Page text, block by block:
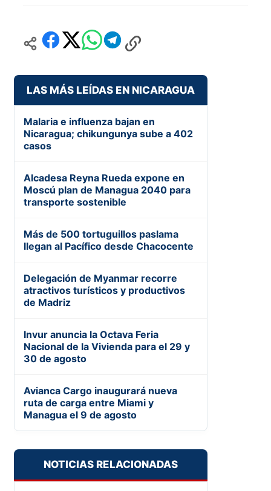
LAS MÁS LEÍDAS EN NICARAGUA
Malaria e influenza bajan en
Nicaragua; chikungunya sube a 402
casos
Alcadesa Reyna Rueda expone en
Moscú plan de Managua 2040 para
transporte sostenible
Más de 500 tortuguillos paslama
llegan al Pacífico desde Chacocente
Delegación de Myanmar recorre
atractivos turísticos y productivos
de Madriz
Invur anuncia la Octava Feria
Nacional de la Vivienda para el 29 y
30 de agosto
Avianca Cargo inaugurará nueva
ruta de carga entre Miami y
Managua el 9 de agosto
NOTICIAS RELACIONADAS